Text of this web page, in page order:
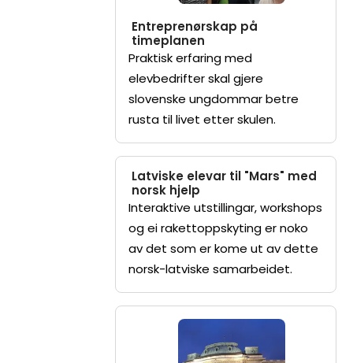
Entreprenørskap på
timeplanen
Praktisk erfaring med
elevbedrifter skal gjere
slovenske ungdommar betre
rusta til livet etter skulen.
Latviske elevar til "Mars" med
norsk hjelp
Interaktive utstillingar, workshops
og ei rakettoppskyting er noko
av det som er kome ut av dette
norsk-latviske samarbeidet.